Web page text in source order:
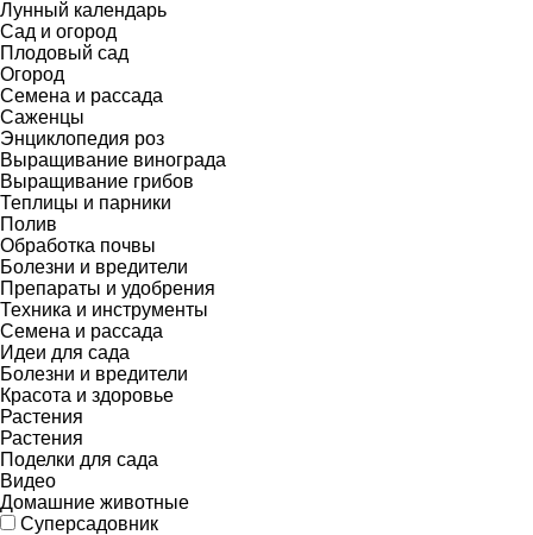
Лунный календарь
Сад и огород
Плодовый сад
Огород
Семена и рассада
Саженцы
Энциклопедия роз
Выращивание винограда
Выращивание грибов
Теплицы и парники
Полив
Обработка почвы
Болезни и вредители
Препараты и удобрения
Техника и инструменты
Семена и рассада
Идеи для сада
Болезни и вредители
Красота и здоровье
Растения
Растения
Поделки для сада
Видео
Домашние животные
Суперсадовник